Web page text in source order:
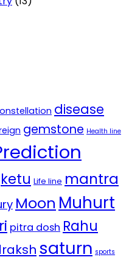
disease
gemstone Health line
ketu Life line mantra
Moon Muhurt
pitra dosh Rahu
saturn sports